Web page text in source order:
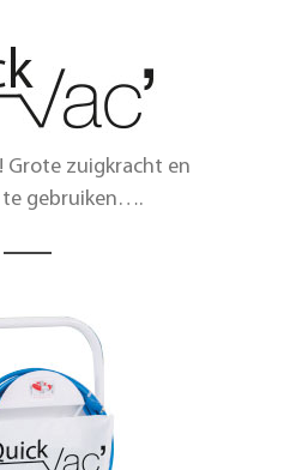
Grote zuigkracht en
te gebruiken….